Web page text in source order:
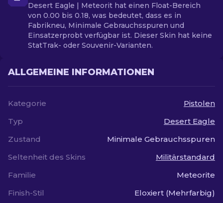
Desert Eagle | Meteorit hat einen Float-Bereich
von 0.00 bis 0.18, was bedeutet, dass es in
Fabrikneu, Minimale Gebrauchsspuren und
Einsatzerprobt verfügbar ist. Dieser Skin hat keine
StatTrak- oder Souvenir-Varianten.
ALLGEMEINE INFORMATIONEN
Kategorie
Pistolen
Typ
Desert Eagle
Zustand
Minimale Gebrauchsspuren
Seltenheit des Skins
Militärstandard
Familie
Meteorite
Finish-Stil
Eloxiert (Mehrfarbig)